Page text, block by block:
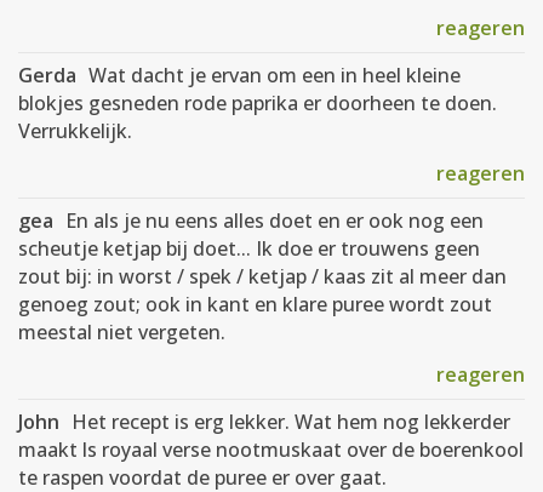
reageren
Gerda Wat dacht je ervan om een in heel kleine
blokjes gesneden rode paprika er doorheen te doen.
Verrukkelijk.
reageren
gea En als je nu eens alles doet en er ook nog een
scheutje ketjap bij doet... Ik doe er trouwens geen
zout bij: in worst / spek / ketjap / kaas zit al meer dan
genoeg zout; ook in kant en klare puree wordt zout
meestal niet vergeten.
reageren
John Het recept is erg lekker. Wat hem nog lekkerder
maakt ls royaal verse nootmuskaat over de boerenkool
te raspen voordat de puree er over gaat.